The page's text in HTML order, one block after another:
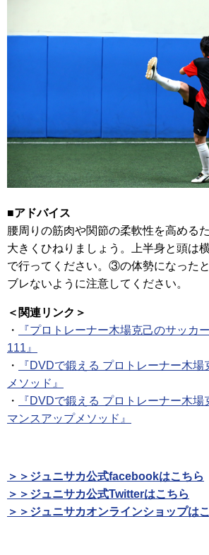
■アドバイス
腰周りの筋肉や関節の柔軟性を高める
大きくひねりましょう。上半身と頭は
で行ってください。③の体勢になった
ブレないように注意してください。
＜関連リンク＞
・
『プロトレーナー木場克己のサッカ
111』
・
『DVDで鍛える プロトレーナー木
メソッド』
・
『DVDで鍛える プロトレーナー木
マンスアップメソッド』
＞＞ジュニサカ公式facebookはこちら
＞＞ジュニサカ公式Twitterはこちら
＞＞ジュニサカオンラインショップは